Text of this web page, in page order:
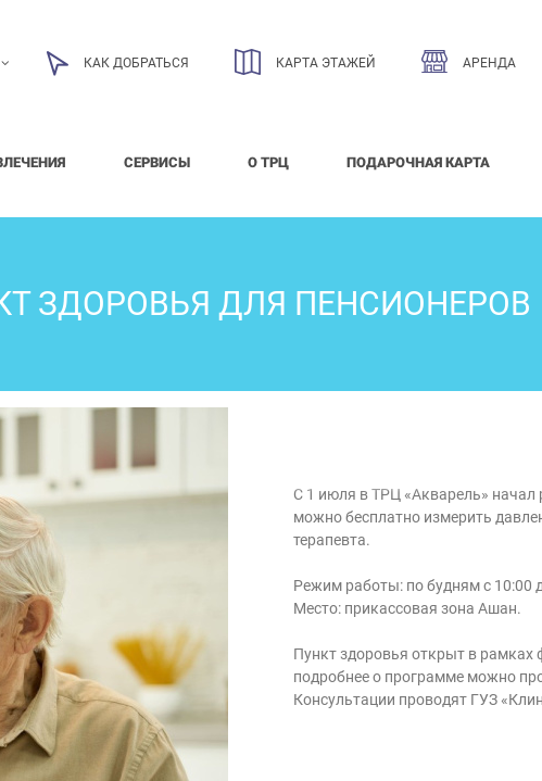
КАК ДОБРАТЬСЯ КАРТА ЭТАЖЕЙ АРЕНДА
СЕРВИСЫ О ТРЦ ПОДАРОЧНАЯ КАРТА
ЗДОРОВЬЯ ДЛЯ ПЕНСИОНЕРОВ
С 1 июля в ТРЦ «Акварель» начал
можно бесплатно измерить
терапевта.
Режим работы: по будням с 10:00
Место: прикассовая зона Ашан.
Пункт здоровья открыт в рамках
подробнее о программе можно
Консультации проводят ГУЗ